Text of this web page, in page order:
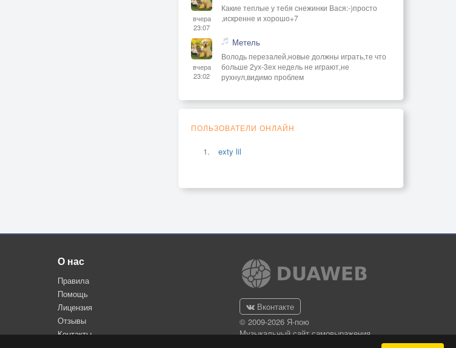
вчера
23:07
Какие теплые у тебя снежинки Вася:-)просто
,искренне и хорошо+7
вчера
23:02
Метель
Володь перезалей,новые должны играть,те что
больше 2ух-3ех недель не играют,не
рухнул,видимо проблем
ПОЛЬЗОВАТЕЛИ ОНЛАЙН
exty lil
О нас
Правила
Помощь
Лицензия
Отзывы
Контакты
Вконтакте
© 2009-2026 Я-пою
Музыкальный сайт самовыражения